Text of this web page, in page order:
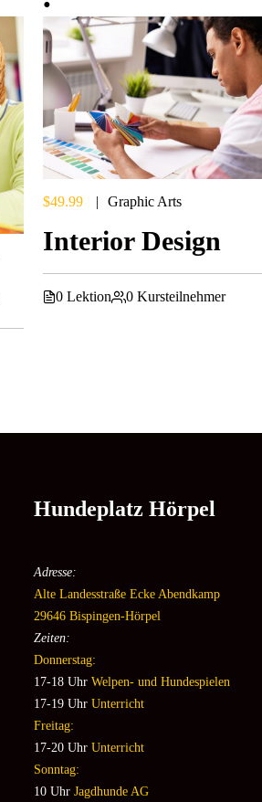
$49.99 Graphic Arts
Interior Design
0 Lektion 0 Kursteilnehmer
Hundeplatz Hörpel
Adresse:
Alte Landesstraße Ecke Abendkamp
29646 Bispingen-Hörpel
Zeiten:
Donnerstag:
17-18 Uhr Welpen- und Hundespielen
17-19 Uhr Unterricht
Freitag:
17-20 Uhr Unterricht
Sonntag:
10 Uhr Jagdhunde AG